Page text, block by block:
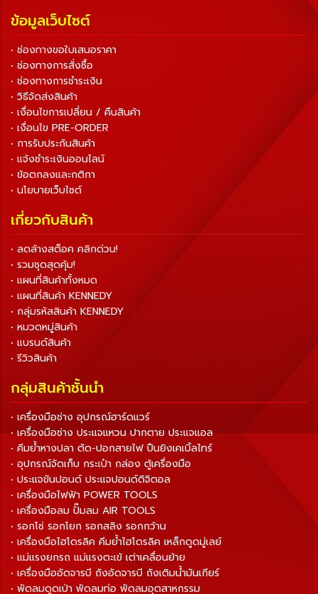
ข้อมูลเว็บไซต์
• ช่องทางขอใบเสนอราคา
• ช่องทางการสั่งซื้อ
• ช่องทางการชำระเงิน
• วิธีจัดส่งสินค้า
• เงื่อนไขการเปลี่ยน / คืนสินค้า
• เงื่อนไข PRE-ORDER
• การรับประกันสินค้า
• แจ้งชำระเงินออนไลน์
• ข้อตกลงและกติกา
• นโยบายเว็บไซต์
เกี่ยวกับสินค้า
• ลดล้างสต็อค คลิกด่วน!
• รวมชุดสุดคุ้ม!
• แผนที่สินค้าทั้งหมด
• แผนที่สินค้า KENNEDY
• กลุ่มรหัสสินค้า KENNEDY
• หมวดหมู่สินค้า
• แบรนด์สินค้า
• รีวิวสินค้า
กลุ่มสินค้าชั้นนำ
• เครื่องมือช่าง อุปกรณ์ฮาร์ดแวร์
• เครื่องมือช่าง ประแจแหวน ปากตาย ประแจแอล
• คีมย้ำหางปลา ตัด-ปอกสายไฟ ปืนยิงเคเบิ้ลไทร์
• อุปกรณ์จัดเก็บ กระเป๋า กล่อง ตู้เครื่องมือ
• ประแจขันปอนด์ ประแจปอนด์ดิจิตอล
• เครื่องมือไฟฟ้า POWER TOOLS
• เครื่องมือลม ปั๊มลม AIR TOOLS
• รอกโซ่ รอกโยก รอกสลิง รอกกว้าน
• เครื่องมือไฮโดรลิค คีมย้ำไฮโดรลิค เหล็กดูดมู่เลย์
• แม่แรงยกรถ แม่แรงตะเข้ เต่าเคลื่อนย้าย
• เครื่องมืออัดจารบี ถังอัดจารบี ถังเติมน้ำมันเกียร์
• พัดลมดูดเป่า พัดลมท่อ พัดลมอุตสาหกรรม